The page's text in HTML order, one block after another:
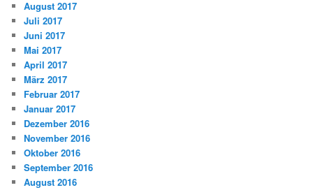
August 2017
Juli 2017
Juni 2017
Mai 2017
April 2017
März 2017
Februar 2017
Januar 2017
Dezember 2016
November 2016
Oktober 2016
September 2016
August 2016